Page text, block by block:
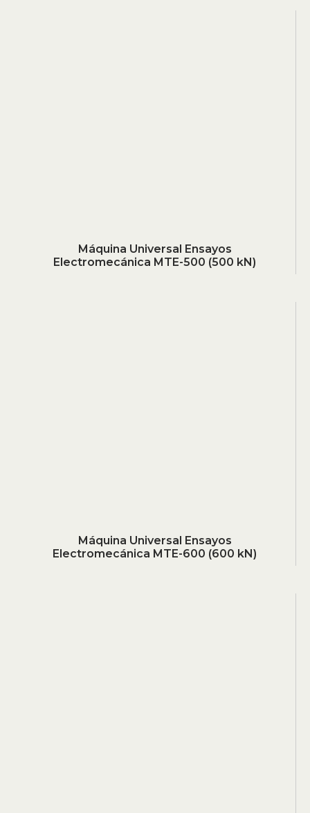
Máquina Universal Ensayos
Electromecánica MTE-500 (500 kN)
Máquina Universal Ensayos
Electromecánica MTE-600 (600 kN)